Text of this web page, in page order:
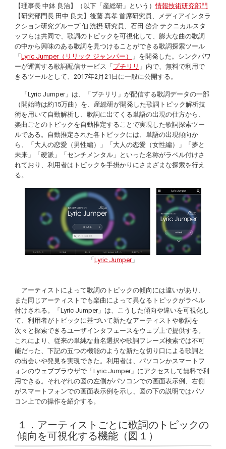
【理事長 中鉢 良治】（以下「産総研」という）情報技術研究部門
【研究部門長 田中 良夫】後藤 真孝 首席研究員、メディアインタラ
クション研究グループ 佃 洸摂 研究員、石田 啓介 テクニカルスタ
ッフらは共同で、歌詞のトピックを可視化して、膨大な曲の歌詞
の中から興味のある歌詞を見つけることができる歌詞探索ツール
「Lyric Jumper（リリック ジャンパー）
」を開発した。シンクパワ
ーが運営する歌詞配信サービス「プチリリ 」内で、無料で利用で
きるツールとして、2017年2月21日に一般に公開する。
「Lyric Jumper」は、「プチリリ」が配信する歌詞データの一部
（開始時は約15万曲）を、産総研が開発した歌詞トピック解析技
術を用いて自動解析し、歌詞に出てくる単語の出現の仕方から、
楽曲ごとのトピックを自動推定することで実現した歌詞探索ツー
ルである。自動推定された各トピックには、単語の出現傾向か
ら、「大人の恋愛（男性編）」「大人の恋愛（女性編）」「夢と
未来」「硬派」「センチメンタル」といった名称がラベル付けさ
れており、利用者はトピックを手掛かりにさまざまな探索を行え
る。
「 Lyric Jumper」
アーティストによって歌詞のトピックの傾向には違いがあり、
また同じアーティストでも楽曲によって異なるトピックがラベル
付けされる。「Lyric Jumper」は、こうした傾向や違いを可視化し
て、利用者がトピックに基づいて新たなアーティストや歌詞を
次々と探索できるユーザインタフェースをウェブ上で提供する。
これにより、従来の単純な曲名選択や歌詞フレーズ検索では不可
能だった、下記の五つの機能のような新たな切り口による歌詞と
の出会いや発見を実現できた。利用者は、パソコンかスマートフ
ォンのウェブブラウザで「Lyric Jumper」にアクセスして無料で利
用できる。それぞれの図の左側がパソコンでの画面表示例、右側
がスマートフォンでの画面表示例を示し、図の下の説明ではパソ
コン上での操作を紹介する。
１．アーティストごとに歌詞のトピックの
傾向を可視化する機能（図１）